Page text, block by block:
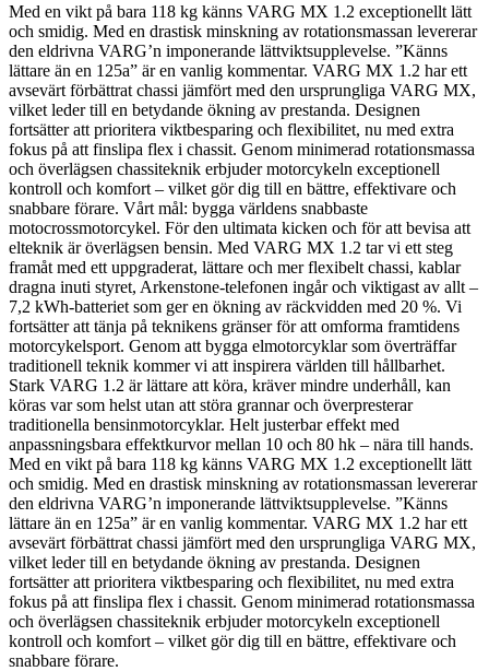
Med en vikt på bara 118 kg känns VARG MX 1.2 exceptionellt lätt
och smidig. Med en drastisk minskning av rotationsmassan levererar
den eldrivna VARG’n imponerande lättviktsupplevelse. ”Känns
lättare än en 125a” är en vanlig kommentar. VARG MX 1.2 har ett
avsevärt förbättrat chassi jämfört med den ursprungliga VARG MX,
vilket leder till en betydande ökning av prestanda. Designen
fortsätter att prioritera viktbesparing och flexibilitet, nu med extra
fokus på att finslipa flex i chassit. Genom minimerad rotationsmassa
och överlägsen chassiteknik erbjuder motorcykeln exceptionell
kontroll och komfort – vilket gör dig till en bättre, effektivare och
snabbare förare. Vårt mål: bygga världens snabbaste
motocrossmotorcykel. För den ultimata kicken och för att bevisa att
elteknik är överlägsen bensin. Med VARG MX 1.2 tar vi ett steg
framåt med ett uppgraderat, lättare och mer flexibelt chassi, kablar
dragna inuti styret, Arkenstone-telefonen ingår och viktigast av allt –
7,2 kWh-batteriet som ger en ökning av räckvidden med 20 %. Vi
fortsätter att tänja på teknikens gränser för att omforma framtidens
motorcykelsport. Genom att bygga elmotorcyklar som överträffar
traditionell teknik kommer vi att inspirera världen till hållbarhet.
Stark VARG 1.2 är lättare att köra, kräver mindre underhåll, kan
köras var som helst utan att störa grannar och överpresterar
traditionella bensinmotorcyklar. Helt justerbar effekt med
anpassningsbara effektkurvor mellan 10 och 80 hk – nära till hands.
Med en vikt på bara 118 kg känns VARG MX 1.2 exceptionellt lätt
och smidig. Med en drastisk minskning av rotationsmassan levererar
den eldrivna VARG’n imponerande lättviktsupplevelse. ”Känns
lättare än en 125a” är en vanlig kommentar. VARG MX 1.2 har ett
avsevärt förbättrat chassi jämfört med den ursprungliga VARG MX,
vilket leder till en betydande ökning av prestanda. Designen
fortsätter att prioritera viktbesparing och flexibilitet, nu med extra
fokus på att finslipa flex i chassit. Genom minimerad rotationsmassa
och överlägsen chassiteknik erbjuder motorcykeln exceptionell
kontroll och komfort – vilket gör dig till en bättre, effektivare och
snabbare förare.